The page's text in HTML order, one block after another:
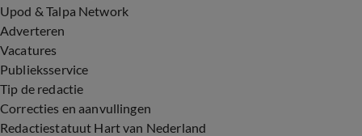
Upod & Talpa Network
Adverteren
Vacatures
Publieksservice
Tip de redactie
Correcties en aanvullingen
Redactiestatuut Hart van Nederland